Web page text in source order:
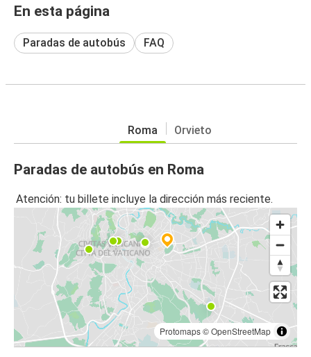
En esta página
Paradas de autobús FAQ
Roma Orvieto
Paradas de autobús en Roma
Atención: tu billete incluye la dirección más reciente.
Protomaps©OpenStreetMap